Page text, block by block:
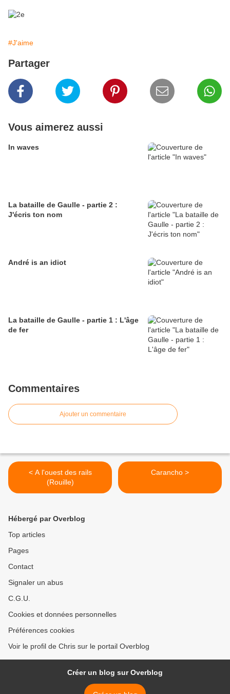
#J'aime
Partager
Vous aimerez aussi
In waves
La bataille de Gaulle - partie 2 :
J'écris ton nom
André is an idiot
La bataille de Gaulle - partie 1 : L'âge
de fer
Commentaires
Ajouter un commentaire
< A l'ouest des rails
(Rouille)
Carancho >
Hébergé par Overblog
Top articles
Pages
Contact
Signaler un abus
C.G.U.
Cookies et données personnelles
Préférences cookies
Voir le profil de Chris sur le portail Overblog
Créer un blog sur Overblog